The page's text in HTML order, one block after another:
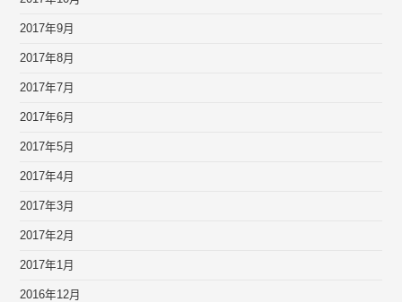
2017年9月
2017年8月
2017年7月
2017年6月
2017年5月
2017年4月
2017年3月
2017年2月
2017年1月
2016年12月